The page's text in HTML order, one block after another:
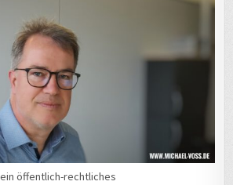
öffentlich-rechtliches